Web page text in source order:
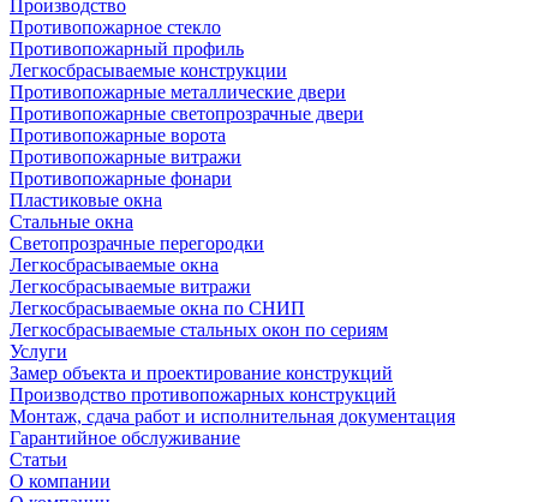
Производство
Противопожарное стекло
Противопожарный профиль
Легкосбрасываемые конструкции
Противопожарные металлические двери
Противопожарные светопрозрачные двери
Противопожарные ворота
Противопожарные витражи
Противопожарные фонари
Пластиковые окна
Стальные окна
Светопрозрачные перегородки
Легкосбрасываемые окна
Легкосбрасываемые витражи
Легкосбрасываемые окна по СНИП
Легкосбрасываемые стальных окон по сериям
Услуги
Замер объекта и проектирование конструкций
Производство противопожарных конструкций
Монтаж, сдача работ и исполнительная документация
Гарантийное обслуживание
Статьи
О компании